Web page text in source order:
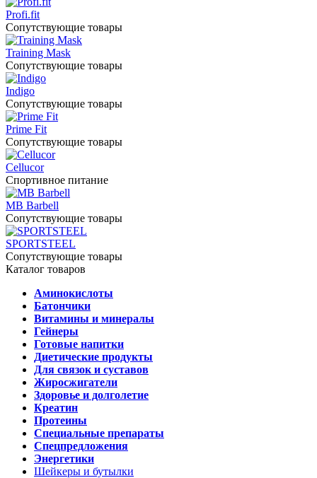
Profi.fit
Сопутствующие товары
Training Mask
Сопутствующие товары
Indigo
Сопутствующие товары
Prime Fit
Сопутствующие товары
Cellucor
Спортивное питание
MB Barbell
Сопутствующие товары
SPORTSTEEL
Сопутствующие товары
Каталог товаров
Аминокислоты
Батончики
Витамины и минералы
Гейнеры
Готовые напитки
Диетические продукты
Для связок и суставов
Жиросжигатели
Здоровье и долголетие
Креатин
Протеины
Специальные препараты
Спецпредложения
Энергетики
Шейкеры и бутылки